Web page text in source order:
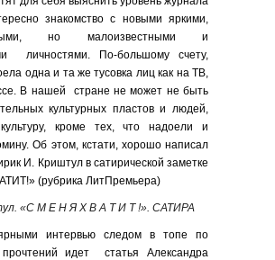
знакомство с новыми яркими,
но малоизвестными и
личностями. По-большому счету,
одна и та же тусовка лиц как на ТВ,
В нашей стране не может не быть
культурных пластов и людей,
кроме тех, что надоели и
Об этом, кстати, хорошо написал
И. Криштул в сатирической заметке
(рубрика ЛитПремьера)
«С М Е Н Я Х В А Т И Т !». САТИРА
интервью следом в топе по
прочтений идет статья Александра